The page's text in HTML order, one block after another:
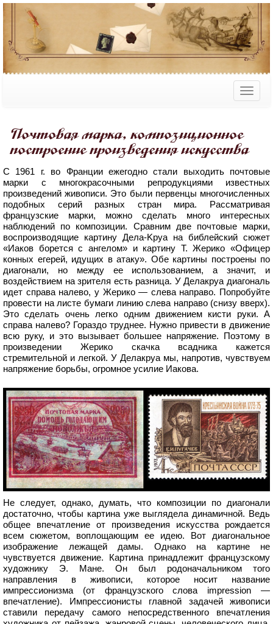
Почтовая марка, композиционное
построение произведения искусства
С 1961 г. во Франции ежегодно стали выходить почтовые
марки с многокрасочными репродукциями известных
произведений живописи. Это были первенцы многочисленных
подобных серий разных стран мира. Рассматривая
французские марки, можно сделать много интересных
наблюдений по композиции. Сравним две почтовые марки,
воспроизводящие картину Дела-Kpya на библейский сюжет
«Иаков борется с ангелом» и картину Т. Жерико «Офицер
конных егерей, идущих в атаку». Обе картины построены по
диагонали, но между ее использованием, а значит, и
воздействием на зрителя есть разница. У Делакруа диагональ
идет справа налево, у Жерико — слева направо. Попробуйте
провести на листе бумаги линию слева направо (снизу вверх).
Это сделать очень легко одним движением кисти руки. А
справа налево? Гораздо труднее. Нужно привести в движение
всю руку, и это вызывает бoльшее напряжение. Поэтому в
произведении Жерико скачка всадника кажется
стремительной и легкой. У Делакруа мы, напротив, чувствуем
напряжение борьбы, огромное усилие Иакова.
Не следует, однако, думать, что композиции по диагонали
достаточно, чтобы картина уже выглядела динамичной. Ведь
общее впечатление от произведения искусства рождается
всем сюжетом, воплощающим ее идею. Вот диагональное
изображение лежащей дамы. Однако на картине не
чувствуется движение. Картина принадлежит французскому
художнику Э. Мане. Он был родоначальником того
направления в живописи, которое носит название
импрессионизма (от французского слова impression —
впечатление). Импрессионисты главной задачей живописи
ставили передачу самого непосредственного впечатления